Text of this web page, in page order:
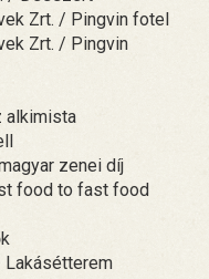
Zrt. / Pingvin fotel
Zrt. / Pingvin
alkimista
zenei díj
food to fast food
Lakásétterem